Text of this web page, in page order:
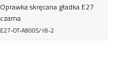
Oprawka skręcana gładka E27
czarna
E27-OT-A800S/18-2